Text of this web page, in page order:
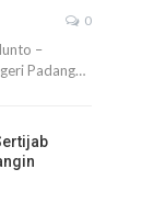
0
–
Padang…